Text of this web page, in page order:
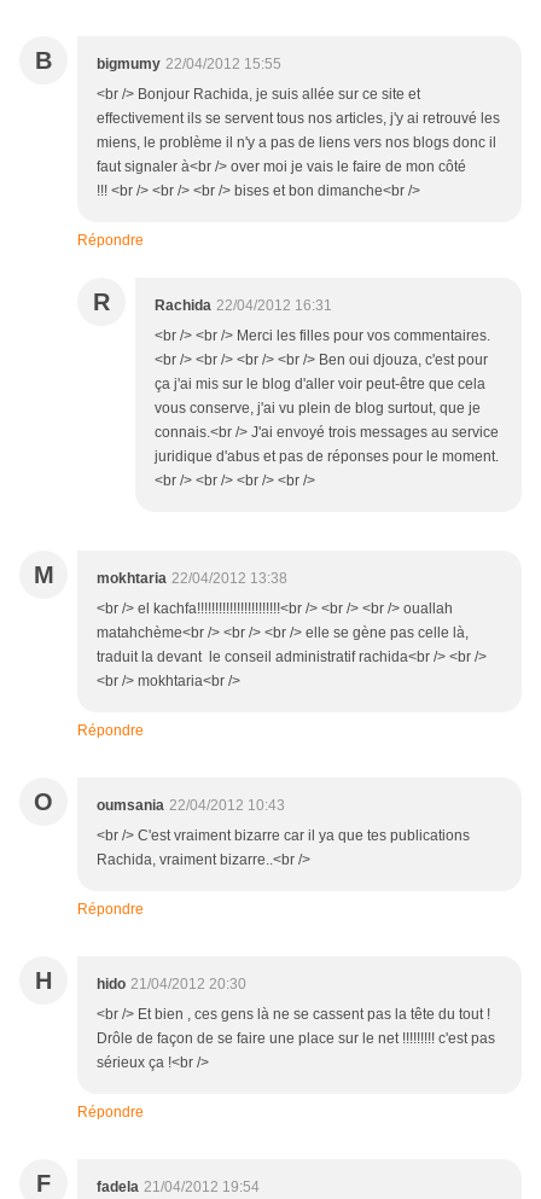
B bigmumy 22/04/2012 15:55
<br /> Bonjour Rachida, je suis allée sur ce site et
effectivement ils se servent tous nos articles, j'y ai retrouvé les
miens, le problème il n'y a pas de liens vers nos blogs donc il
faut signaler à<br /> over moi je vais le faire de mon côté
!!! <br /> <br /> <br /> bises et bon dimanche<br />
Répondre
R Rachida 22/04/2012 16:31
<br /> <br /> Merci les filles pour vos commentaires.
<br /> <br /> <br /> <br /> Ben oui djouza, c'est pour
ça j'ai mis sur le blog d'aller voir peut-être que cela
vous conserve, j'ai vu plein de blog surtout, que je
connais.<br /> J'ai envoyé trois messages au service
juridique d'abus et pas de réponses pour le moment.
<br /> <br /> <br /> <br />
M mokhtaria 22/04/2012 13:38
<br /> el kachfa!!!!!!!!!!!!!!!!!!!!!!!<br /> <br /> <br /> ouallah
matahchème<br /> <br /> <br /> elle se gène pas celle là,
traduit la devant le conseil administratif rachida<br /> <br />
<br /> mokhtaria<br />
Répondre
O oumsania 22/04/2012 10:43
<br /> C'est vraiment bizarre car il ya que tes publications
Rachida, vraiment bizarre..<br />
Répondre
H hido 21/04/2012 20:30
<br /> Et bien , ces gens là ne se cassent pas la tête du tout !
Drôle de façon de se faire une place sur le net !!!!!!!!! c'est pas
sérieux ça !<br />
Répondre
F fadela 21/04/2012 19:54